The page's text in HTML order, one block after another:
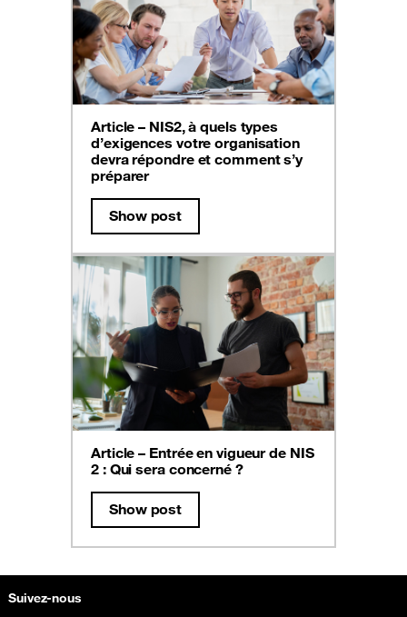
Article – NIS2, à quels types
d’exigences votre organisation
devra répondre et comment s’y
préparer
Show post
Article – Entrée en vigueur de NIS
2 : Qui sera concerné ?
Show post
Suivez-nous